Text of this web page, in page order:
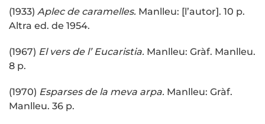
(1933) Aplec de caramelles. Manlleu: [l’autor]. 10 p.
Altra ed. de 1954.
(1967) El vers de l’ Eucaristia. Manlleu: Gràf. Manlleu.
8 p.
(1970) Esparses de la meva arpa. Manlleu: Gràf.
Manlleu. 36 p.